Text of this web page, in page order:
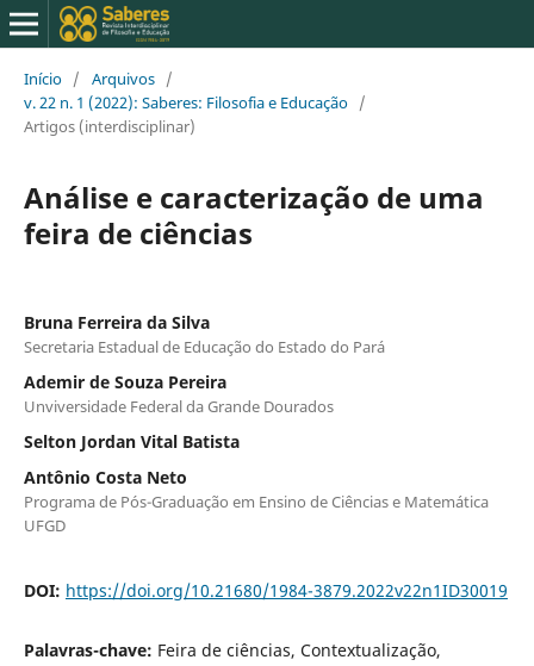
Início / Arquivos /
v. 22 n. 1 (2022): Saberes: Filosofia e Educação /
Artigos (interdisciplinar)
Análise e caracterização de uma
feira de ciências
Bruna Ferreira da Silva
Secretaria Estadual de Educação do Estado do Pará
Ademir de Souza Pereira
Unviversidade Federal da Grande Dourados
Selton Jordan Vital Batista
Antônio Costa Neto
Programa de Pós-Graduação em Ensino de Ciências e Matemática
UFGD
DOI: https://doi.org/10.21680/1984-3879.2022v22n1ID30019
Palavras-chave: Feira de ciências, Contextualização,